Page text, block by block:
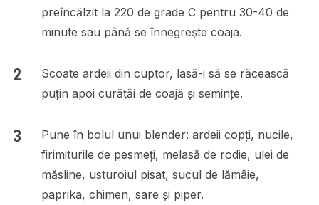
preîncălzit la 220 de grade C pentru 30-40 de
minute sau până se înnegrește coaja.
Scoate ardeii din cuptor, lasă-i să se răcească
puțin apoi curățăi de coajă și semințe.
Pune în bolul unui blender: ardeii copți, nucile,
firimiturile de pesmeți, melasă de rodie, ulei de
măsline, usturoiul pisat, sucul de lămâie,
paprika, chimen, sare și piper.